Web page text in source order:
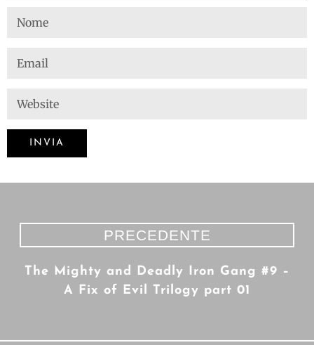
PRECEDENTE
The Mighty and Deadly Iron Gang #9 –
A Fix of Evil Trilogy part 01